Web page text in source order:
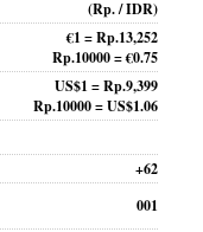
(Rp. / IDR)
€1 = Rp.13,252
Rp.10000 = €0.75
US$1 = Rp.9,399
Rp.10000 = US$1.06
+62
001